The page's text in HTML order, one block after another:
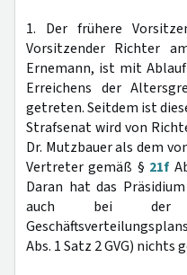
1. Der frühere
Vorsitzender Richter
Ernemann, ist mit Ablauf
Erreichens der
getreten. Seitdem ist
Strafsenat wird von
Dr. Mutzbauer als dem
Vertreter gemäß § 21f
Daran hat das
auch bei der
Abs. 1 Satz 2 GVG) nichts